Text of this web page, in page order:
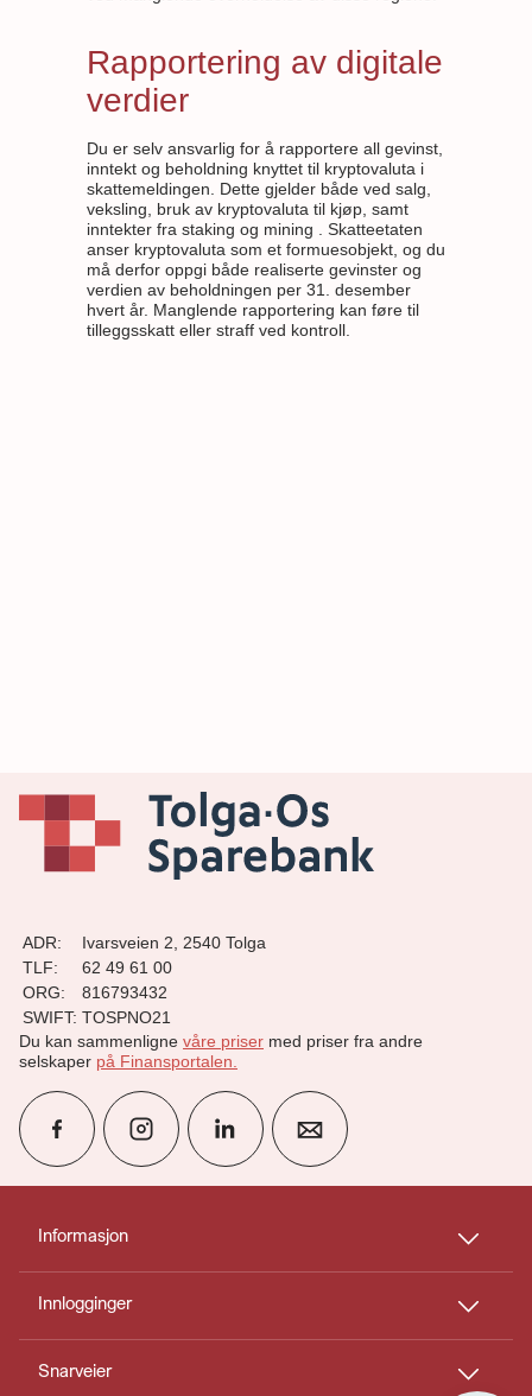
Rapportering av digitale
verdier
Du er selv ansvarlig for å rapportere all gevinst,
inntekt og beholdning knyttet til kryptovaluta i
skattemeldingen. Dette gjelder både ved salg,
veksling, bruk av kryptovaluta til kjøp, samt
inntekter fra staking og mining . Skatteetaten
anser kryptovaluta som et formuesobjekt, og du
må derfor oppgi både realiserte gevinster og
verdien av beholdningen per 31. desember
hvert år. Manglende rapportering kan føre til
tilleggsskatt eller straff ved kontroll.
Informasjon
Innlogginger
Snarveier
ADR:
Ivarsveien 2, 2540 Tolga
TLF:
62 49 61 00
ORG:
816793432
SWIFT: TOSPNO21
Du kan sammenligne våre priser med priser fra andre
selskaper på Finansportalen
Til toppen